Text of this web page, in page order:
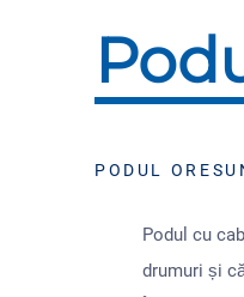
PODUL
Podul cu
drumuri și